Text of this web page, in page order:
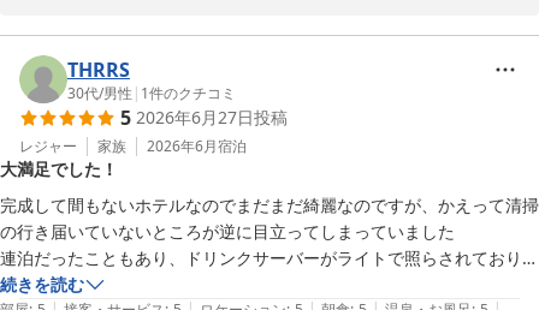
で選べるサービスがあったことに朝食の時に気づきました(笑)
②大浴場へ持っていく時に使うバッグのサイドにポケットがついてい
た。ここに大浴場やお部屋の暗証番号レシートを入れておけばいいこと
に気づきました。
今回も快適に過ごす事が出来ました。あと部屋のゴミ箱が燃えるゴミ、
燃えないゴミと別れていましたが　自治体によって区別が違うと思いま
す。なるべくルームスタッフの方の手間を省きたいと思います。帰る時
にプラスチック、ビニール、紙と袋を３つ用意して分別して帰りました
す。
フロントスタッフの対応や、大浴場でゆっくりとお過ごしいただけ
たご様子を拝読し、快適にご滞在いただけたことを何より嬉しく存
じます。夜遅い時間までご利用いただける点につきましても、お役
に立てたようで安心いたしました。
また、お部屋の健康イオン水や、アメニティバー・大浴場用バッグ
などの設備につきましても、実際にご活用いただきながら気づきや
ご評価をお寄せいただき誠にありがとうございます。今後ご利用さ
れるお客様にとっても分かりやすいご案内となるよう、館内表示や
THRRS
30代/男性 | 1件のクチコミ
5 2026年6月27日投稿
レジャー 家族 2026年6月宿泊
大満足でした！
完成して間もないホテルなのでまだまだ綺麗なのですが、かえって清掃
の行き届いていないところが逆に目立ってしまっていました
連泊だったこともあり、ドリンクサーバーがライトで照らされており、
拭いていない埃が乗りっぱなしなのを毎日見てしまいました。
続きを読む